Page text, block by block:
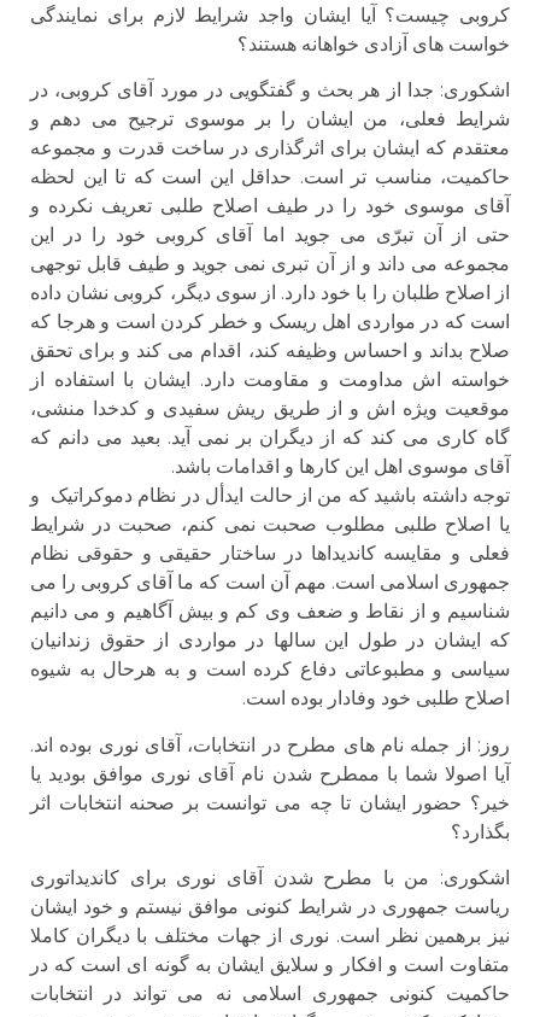
کروبی چیست؟ آیا ایشان واجد شرایط لازم برای نمایندگی
خواست های آزادی خواهانه هستند؟
اشكورى: جدا از هر بحث و گفتگویی در مورد آقای کروبی، در
شرایط فعلی، من ایشان را بر موسوی ترجیح می دهم و
معتقدم که ایشان برای اثرگذاری در ساخت قدرت و مجموعه
حاکمیت، مناسب تر است. حداقل این است که تا این لحظه
آقای موسوی خود را در طیف اصلاح طلبی تعریف نکرده و
حتی از آن تبرّی می جوید اما آقای کروبی خود را در این
مجموعه می داند و از آن تبری نمی جوید و طیف قابل توجهی
از اصلاح طلبان را با خود دارد. از سوی دیگر، کروبی نشان داده
است که در مواردی اهل ریسک و خطر کردن است و هرجا که
صلاح بداند و احساس وظیفه کند، اقدام می کند و برای تحقق
خواسته اش مداومت و مقاومت دارد. ایشان با استفاده از
موقعیت ویژه اش و از طریق ریش سفیدی و کدخدا منشی،
گاه کاری می کند که از دیگران بر نمی آید. بعید می دانم که
آقای موسوی اهل این کارها و اقدامات باشد.
توجه داشته باشید که من از حالت ایدأل در نظام دموکراتیک و
یا اصلاح طلبی مطلوب صحبت نمی کنم، صحبت در شرایط
فعلی و مقایسه کاندیداها در ساختار حقیقی و حقوقی نظام
جمهوری اسلامی است. مهم آن است که ما آقای کروبی را می
شناسیم و از نقاط و ضعف وی کم و بیش آگاهیم و می دانیم
که ایشان در طول این سالها در مواردی از حقوق زندانیان
سیاسی و مطبوعاتی دفاع کرده است و به هرحال به شیوه
اصلاح طلبی خود وفادار بوده است.
روز: از جمله نام های مطرح در انتخابات، آقای نوری بوده اند.
آیا اصولا شما با ممطرح شدن نام آقای نوری موافق بودید یا
خیر؟ حضور ایشان تا چه می توانست بر صحنه انتخابات اثر
بگذارد؟
اشكورى: من با مطرح شدن آقای نوری برای کاندیداتوری
ریاست جمهوری در شرایط کنونی موافق نیستم و خود ایشان
نیز برهمین نظر است. نوری از جهات مختلف با دیگران کاملا
متفاوت است و افکار و سلایق ایشان به گونه ای است که در
حاکمیت کنونی جمهوری اسلامی نه می تواند در انتخابات